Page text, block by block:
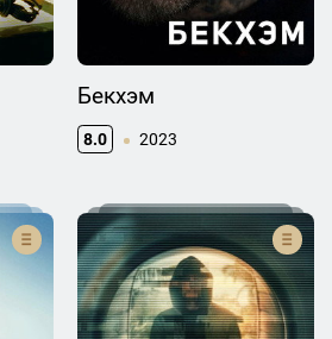
Бекхэм
8.0 2023